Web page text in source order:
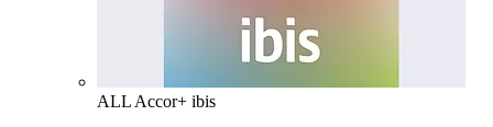
ALL Accor+ ibis